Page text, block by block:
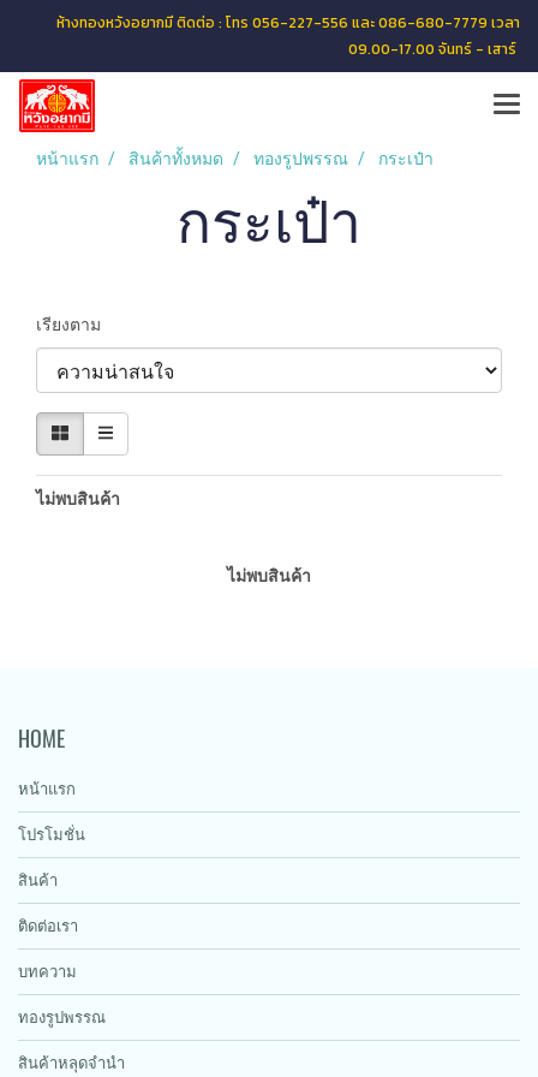
ห้างทองหวังอยากมี ติดต่อ : โทร 056-227-556 และ 086-680-7779 เวลา
09.00-17.00 จันทร์ - เสาร์
หน้าแรก สินค้าทั้งหมด ทองรูปพรรณ กระเป๋า
กระเป๋า
เรียงตาม
ไม่พบสินค้า
ไม่พบสินค้า
HOME
หน้าแรก
โปรโมชั่น
สินค้า
ติดต่อเรา
บทความ
ทองรูปพรรณ
สินค้าหลุดจำนำ